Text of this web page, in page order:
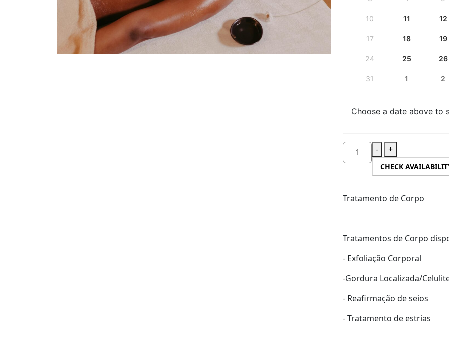
calendário
10 11 12
17 18 19
24 25 26
31 1 2
Choose a date above to
- +
CHECK
Tratamento de Corpo
Tratamentos de Corpo
- Exfoliação Corporal
-Gordura Localizada/
- Reafirmação de seios
- Tratamento de estrias